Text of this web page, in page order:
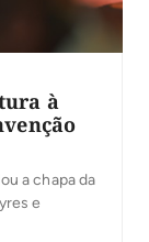
à
a chapa da
e